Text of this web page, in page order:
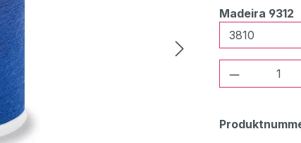
Madeira 9312
Produkt